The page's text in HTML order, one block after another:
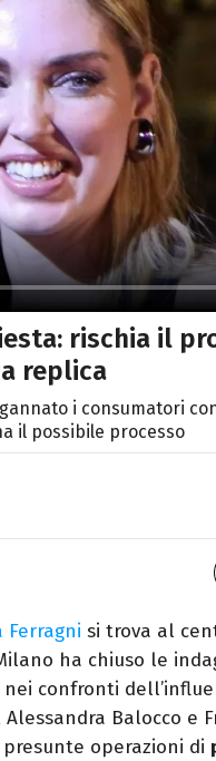
rischia il
replica
i consumatori
il possibile processo
come Fashion
digitale, Giornalismo
con alcune testate
Ferragni si trova al
ha chiuso le
nei confronti
Balocco e
operazioni di